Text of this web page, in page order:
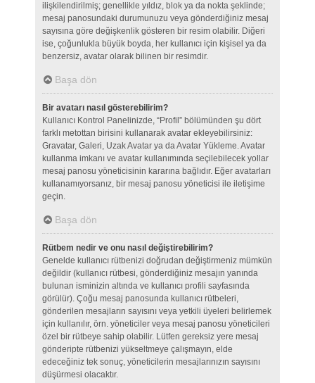
ilişkilendirilmiş; genellikle yıldız, blok ya da nokta şeklinde;
mesaj panosundaki durumunuzu veya gönderdiğiniz mesaj
sayısına göre değişkenlik gösteren bir resim olabilir. Diğeri
ise, çoğunlukla büyük boyda, her kullanıcı için kişisel ya da
benzersiz, avatar olarak bilinen bir resimdir.
Başa dön
Bir avatarı nasıl gösterebilirim?
Kullanıcı Kontrol Panelinizde, “Profil” bölümünden şu dört
farklı metottan birisini kullanarak avatar ekleyebilirsiniz:
Gravatar, Galeri, Uzak Avatar ya da Avatar Yükleme. Avatar
kullanma imkanı ve avatar kullanımında seçilebilecek yollar
mesaj panosu yöneticisinin kararına bağlıdır. Eğer avatarları
kullanamıyorsanız, bir mesaj panosu yöneticisi ile iletişime
geçin.
Başa dön
Rütbem nedir ve onu nasıl değiştirebilirim?
Genelde kullanıcı rütbenizi doğrudan değiştirmeniz mümkün
değildir (kullanıcı rütbesi, gönderdiğiniz mesajın yanında
bulunan isminizin altında ve kullanıcı profili sayfasında
görülür). Çoğu mesaj panosunda kullanıcı rütbeleri,
gönderilen mesajların sayısını veya yetkili üyeleri belirlemek
için kullanılır, örn. yöneticiler veya mesaj panosu yöneticileri
özel bir rütbeye sahip olabilir. Lütfen gereksiz yere mesaj
gönderipte rütbenizi yükseltmeye çalışmayın, elde
edeceğiniz tek sonuç, yöneticilerin mesajlarınızın sayısını
düşürmesi olacaktır.